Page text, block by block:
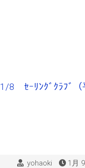
1/8 ｾｰﾘﾝｸﾞｸﾗﾌﾞ（
yohaoki 1月